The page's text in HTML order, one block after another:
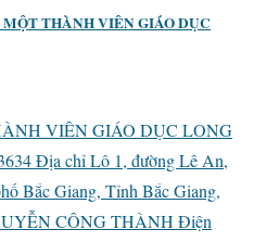
MỘT THÀNH VIÊN GIÁO DỤC
VIÊN GIÁO DỤC LONG
Địa chỉ Lô 1, đường Lê An,
Bắc Giang, Tỉnh Bắc Giang,
CÔNG THÀNH Điện